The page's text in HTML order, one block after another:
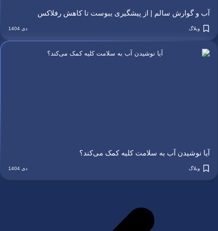
آب و گوارش سالم | از پیشگیری یبوست تا کاهش رفلاکس
وبلاگ دی 1404
آیا نوشیدن آب به سلامت کلیه کمک می‌کند؟
وبلاگ دی 1404